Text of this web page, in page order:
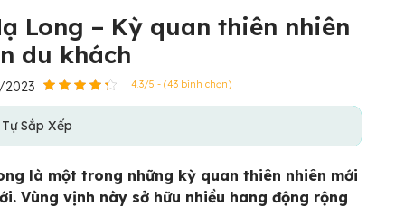
Long – Kỳ quan thiên nhiên
du khách
2023 4.3/5 - (43 bình chọn)
Sắp Xếp
là một trong những kỳ quan thiên nhiên mới
Vùng vịnh này sở hữu nhiều hang động rộng